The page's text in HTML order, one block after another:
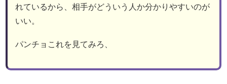
れているから、相手がどういう人か分かりやすいのが
いい。
パンチョこれを見てみろ、